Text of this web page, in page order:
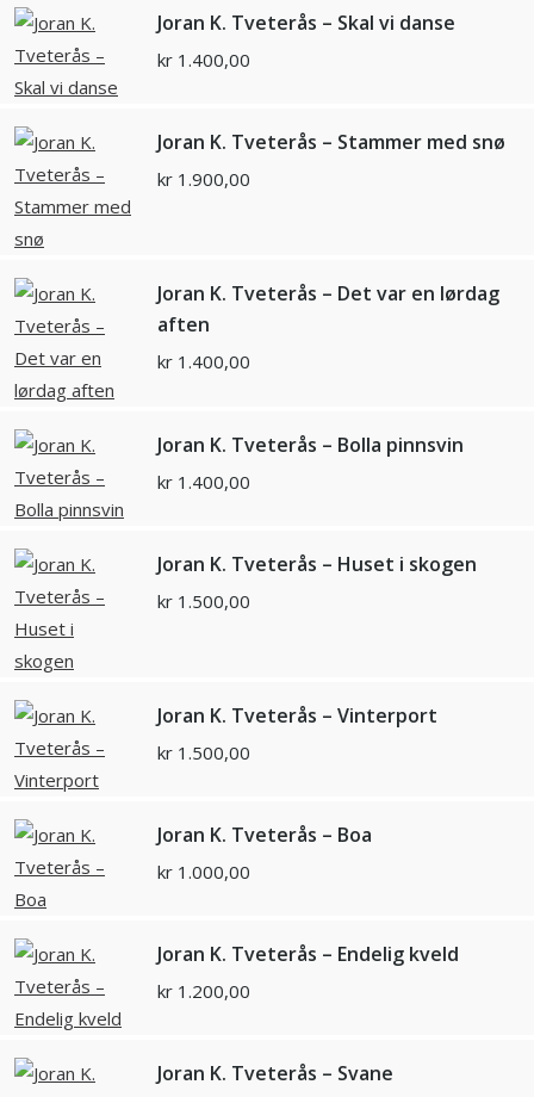
Joran K. Tveterås – Skal vi danse
kr 1.400,00
Joran K. Tveterås – Stammer med snø
kr 1.900,00
Joran K. Tveterås – Det var en lørdag
aften
kr 1.400,00
Joran K. Tveterås – Bolla pinnsvin
kr 1.400,00
Joran K. Tveterås – Huset i skogen
kr 1.500,00
Joran K. Tveterås – Vinterport
kr 1.500,00
Joran K. Tveterås – Boa
kr 1.000,00
Joran K. Tveterås – Endelig kveld
kr 1.200,00
Joran K. Tveterås – Svane